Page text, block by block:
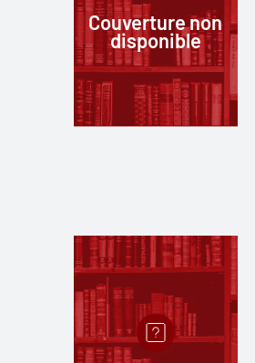
Couverture non
disponible